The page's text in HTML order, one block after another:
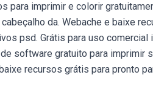
para imprimir e colorir
da. Webache e baixe
psd. Grátis para uso comercial
software gratuito para
recursos grátis para pronto